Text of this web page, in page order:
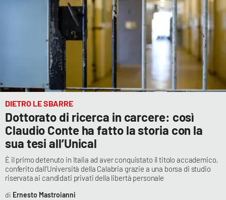
DIETRO LE SBARRE
Dottorato di ricerca in carcere: così
Claudio Conte ha fatto la storia con la
sua tesi all’Unical
È il primo detenuto in Italia ad aver conquistato il titolo accademico,
conferito dall’Università della Calabria grazie a una borsa di studio
riservata ai candidati privati della libertà personale
Ernesto Mastroianni